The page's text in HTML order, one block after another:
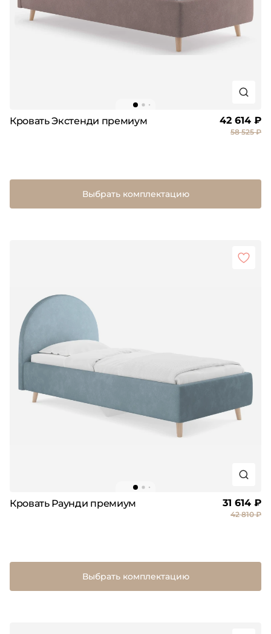
Кровать Экстенди премиум 42 614 ₽
58 525 ₽
Выбрать комплектацию
Кровать Раунди премиум 31 614 ₽
42 810 ₽
Выбрать комплектацию